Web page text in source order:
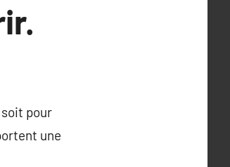
pour
une